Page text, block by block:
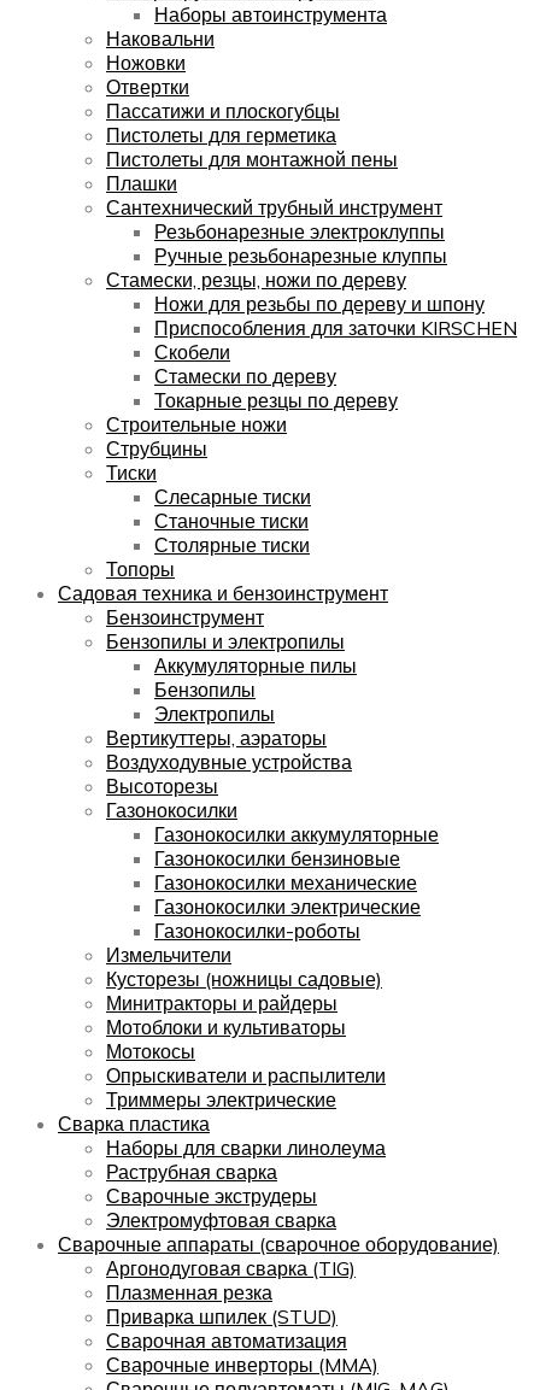
Наборы автоинструмента
Наковальни
Ножовки
Отвертки
Пассатижи и плоскогубцы
Пистолеты для герметика
Пистолеты для монтажной пены
Плашки
Сантехнический трубный инструмент
Резьбонарезные электроклуппы
Ручные резьбонарезные клуппы
Стамески, резцы, ножи по дереву
Ножи для резьбы по дереву и шпону
Приспособления для заточки KIRSCHEN
Скобели
Стамески по дереву
Токарные резцы по дереву
Строительные ножи
Струбцины
Тиски
Слесарные тиски
Станочные тиски
Столярные тиски
Топоры
Садовая техника и бензоинструмент
Бензоинструмент
Бензопилы и электропилы
Аккумуляторные пилы
Бензопилы
Электропилы
Вертикуттеры, аэраторы
Воздуходувные устройства
Высоторезы
Газонокосилки
Газонокосилки аккумуляторные
Газонокосилки бензиновые
Газонокосилки механические
Газонокосилки электрические
Газонокосилки-роботы
Измельчители
Кусторезы (ножницы садовые)
Минитракторы и райдеры
Мотоблоки и культиваторы
Мотокосы
Опрыскиватели и распылители
Триммеры электрические
Сварка пластика
Наборы для сварки линолеума
Раструбная сварка
Сварочные экструдеры
Электромуфтовая сварка
Сварочные аппараты (сварочное оборудование)
Аргонодуговая сварка (TIG)
Плазменная резка
Приварка шпилек (STUD)
Сварочная автоматизация
Сварочные инверторы (MMA)